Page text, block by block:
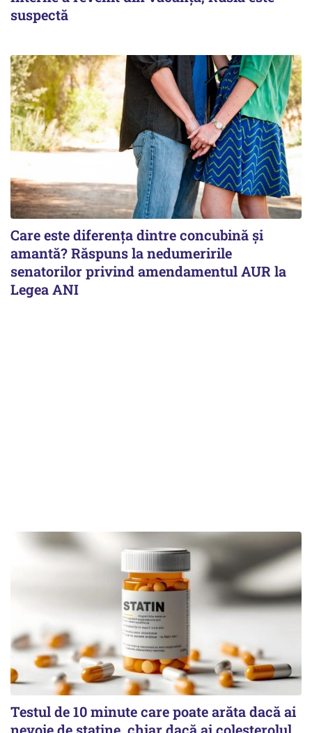
suspectă
Care este diferența dintre concubină și
amantă? Răspuns la nedumeririle
senatorilor privind amendamentul AUR la
Legea ANI
Testul de 10 minute care poate arăta dacă ai